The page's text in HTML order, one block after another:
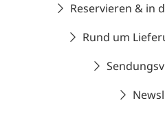
Reservieren & in
Rund um